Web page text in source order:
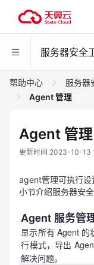
服务器安全
帮助中心 服务器
Agent 管理
Agent 管理
更新时间 2023-10-13
agent管理可执行设
小节介绍服务器安
Agent 服务管
显示所有 Agent 的
行模式，导出
解决问题。